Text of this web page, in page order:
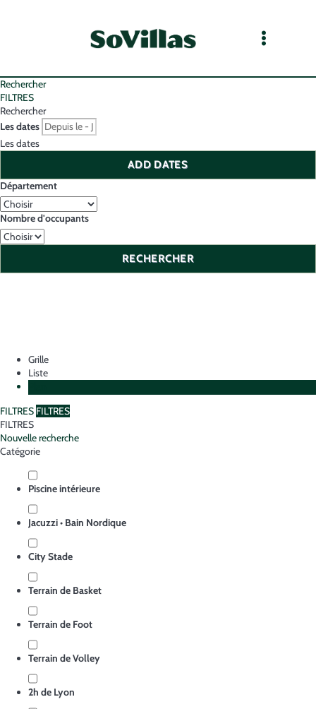
Rechercher
FILTRES
Rechercher
Les dates
Les dates
ADD DATES
Département
Nombre d'occupants
RECHERCHER
Grille
Liste
FILTRES FILTRES
FILTRES
Nouvelle recherche
Catégorie
Piscine intérieure
Jacuzzi • Bain Nordique
City Stade
Terrain de Basket
Terrain de Foot
Terrain de Volley
2h de Lyon